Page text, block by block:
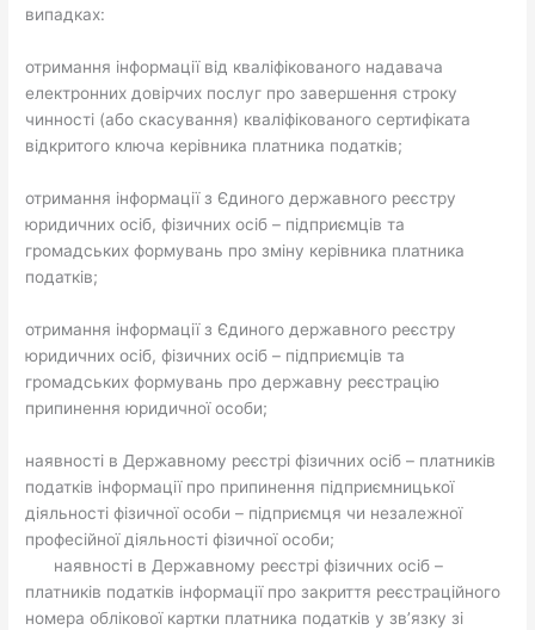
випадках:
отримання інформації від кваліфікованого надавача
електронних довірчих послуг про завершення строку
чинності (або скасування) кваліфікованого сертифіката
відкритого ключа керівника платника податків;
отримання інформації з Єдиного державного реєстру
юридичних осіб, фізичних осіб – підприємців та
громадських формувань про зміну керівника платника
податків;
отримання інформації з Єдиного державного реєстру
юридичних осіб, фізичних осіб – підприємців та
громадських формувань про державну реєстрацію
припинення юридичної особи;
наявності в Державному реєстрі фізичних осіб – платників
податків інформації про припинення підприємницької
діяльності фізичної особи – підприємця чи незалежної
професійної діяльності фізичної особи;
наявності в Державному реєстрі фізичних осіб –
платників податків інформації про закриття реєстраційного
номера облікової картки платника податків у зв’язку зі